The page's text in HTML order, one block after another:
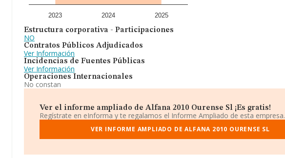
2023 2024 2025
Estructura corporativa - Participaciones
NO
Contratos Públicos Adjudicados
Ver Información
Incidencias de Fuentes Públicas
Ver Información
Operaciones Internacionales
No constan
Ver el informe ampliado de Alfana 2010 Ourense Sl ¡Es gratis!
Regístrate en eInforma y te regalamos el Informe Ampliado de esta empresa.
VER INFORME AMPLIADO DE ALFANA 2010 OURENSE SL